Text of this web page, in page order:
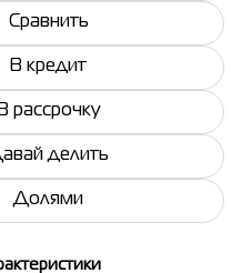
Сравнить
В кредит
рассрочку
делить
Долями